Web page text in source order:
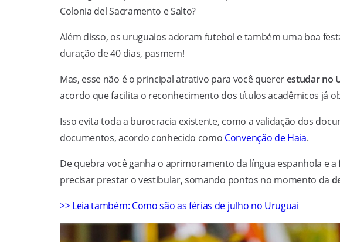
Colonia del Sacramento e Salto?
Além disso, os uruguaios adoram futebol e também uma boa
duração de 40 dias, pasmem!
Mas, esse não é o principal atrativo para você quererestudar no
acordo que facilita o reconhecimento dos títulos acadêmicos já
Isso evita toda a burocracia existente, como a validação dos
documentos, acordo conhecido como Convenção de Haia.
De quebra você ganha o aprimoramento da língua espanhola e
precisar prestar o vestibular, somando pontos no momento da
>> Leia também: Como são as férias de julho no Uruguai